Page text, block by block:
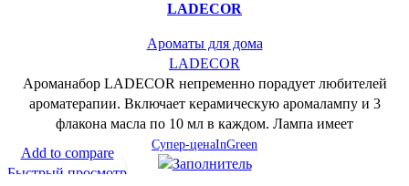
LADECOR
Ароматы для дома
LADECOR
Ароманабор LADECOR непременно порадует любителей
ароматерапии. Включает керамическую аромалампу и 3
флакона масла по 10 мл в каждом. Лампа имеет
Супер-ценаInGreen
Add to compare
Быстрый просмотр